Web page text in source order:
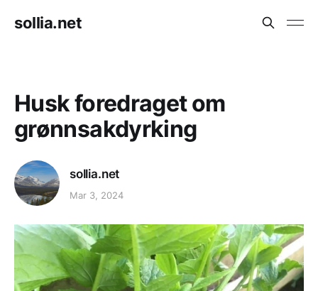
sollia.net
Husk foredraget om
grønnsakdyrking
sollia.net
Mar 3, 2024